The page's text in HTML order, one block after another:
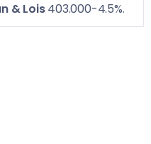
& Lois403.000-4.5%.